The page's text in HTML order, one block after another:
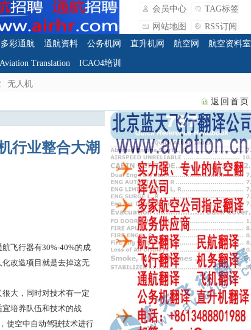
会员中心
TAG标签
网站地图
RSS订阅
多彩通航 通航资料 公务机网 直升机网 航空网 航空资料室
Aviation Translation ICAO4培训
无人机
返回首页
行业整合大潮
飞行器有30%-40%的成
改造项目就是去掉这无
大，同时对技术有一定
培养队伍和技术的战
使空中自动驾驶技术进行